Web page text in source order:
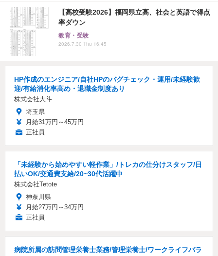
【高校受験2026】福岡県立高、社会と英語で得点
率ダウン
教育・受験
2026.7.30 Thu 16:45
HP作成のエンジニア/自社HPのバグチェック・運用/未経験歓
迎/有給消化率高め・退職金制度あり
株式会社大斗
埼玉県
月給31万円～45万円
正社員
「未経験から始めやすい軽作業」/トレカの仕分けスタッフ/日
払いOK/交通費支給/20~30代活躍中
株式会社Tetote
神奈川県
月給27万円～34万円
正社員
病院所属の訪問管理栄養士業務/管理栄養士/ワークライフバラ